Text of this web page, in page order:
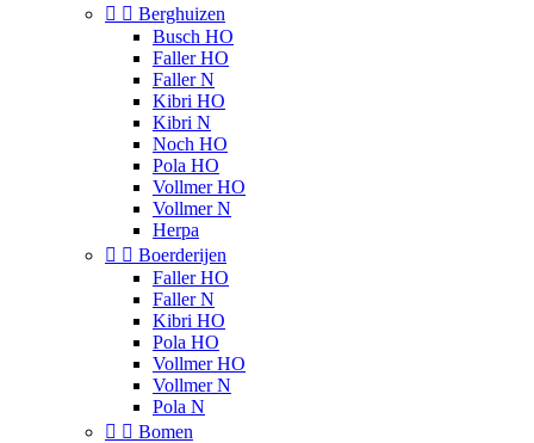
  Berghuizen
Busch HO
Faller HO
Faller N
Kibri HO
Kibri N
Noch HO
Pola HO
Vollmer HO
Vollmer N
Herpa
  Boerderijen
Faller HO
Faller N
Kibri HO
Pola HO
Vollmer HO
Vollmer N
Pola N
  Bomen